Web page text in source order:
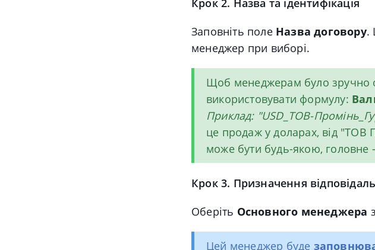
Крок 2. Назва та ідентифікація
Заповніть поле Назва договору.
менеджер при виборі.
Щоб менеджерам було зручно
використовувати формулу:
Приклад: "USD_ТОВ-
це продаж у доларах, від "ТОВ
може бути будь-якою, головне
Крок 3. Призначення
Оберіть Основного менеджера
Цей менеджер буде